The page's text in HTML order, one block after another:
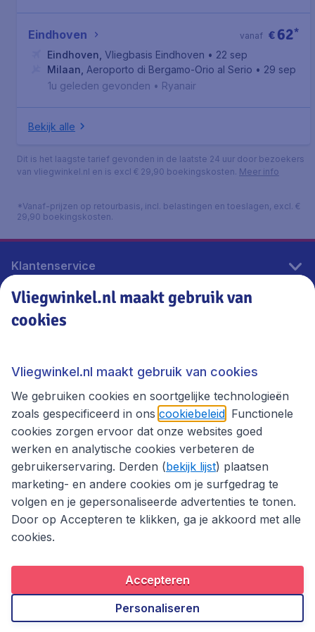
Eindhoven € 62*
vanaf
Eindhoven Vliegbasis Eindhoven • 22 sep
Milaan Aeroporto di Bergamo-Orio al Serio • 29 sep
1u geleden gevonden • Ryanair
Bekijk alle
Dit is het laagste tarief gevonden in de laatste 24 uur door bezoekers
van vliegwinkel.nl en is excl € 29,90 boekingskosten. Meer info
*Vanaf-prijzen op retourbasis, incl. belastingen en toeslagen, excl. €
29,90 boekingskosten.
Klantenservice
Vliegwinkel.nl
Thema's
Privacybeleid
Copyright © 2026
Vliegwinkel.nl maakt gebruik van
cookies
Vliegwinkel.nl maakt gebruik van cookies
We gebruiken cookies en soortgelijke technologieën
zoals gespecificeerd in ons cookiebeleid . Functionele
cookies zorgen ervoor dat onze websites goed
werken en analytische cookies verbeteren de
gebruikerservaring. Derden (bekijk lijst) plaatsen
marketing- en andere cookies om je surfgedrag te
volgen en je gepersonaliseerde advertenties te tonen.
Door op Accepteren te klikken, ga je akkoord met alle
cookies.
Accepteren
Personaliseren